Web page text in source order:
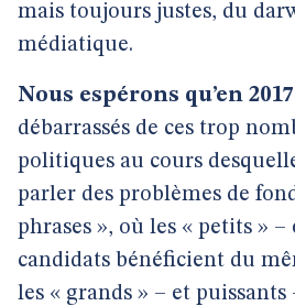
mais toujours justes, du
médiatique.
Nous espérons qu’en 2017
débarrassés de ces trop
politiques au cours
parler des problèmes de
phrases », où les « petits »
candidats bénéficient du
les « grands » – et